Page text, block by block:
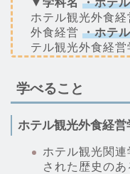
▼学科名 ・ホテ
ホテル観光外食
外食経営 ・ホテ
テル観光外食経
学べること
ホテル観光外食経営
ホテル観光関
された歴史のあ